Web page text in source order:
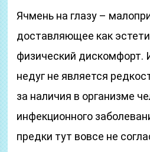
Ячмень на глазу –
доставляющее как
физический дискомфорт.
недуг не является
за наличия в организме
инфекционного
предки тут вовсе не